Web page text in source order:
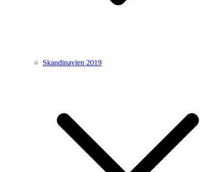
Skandinavien 2019